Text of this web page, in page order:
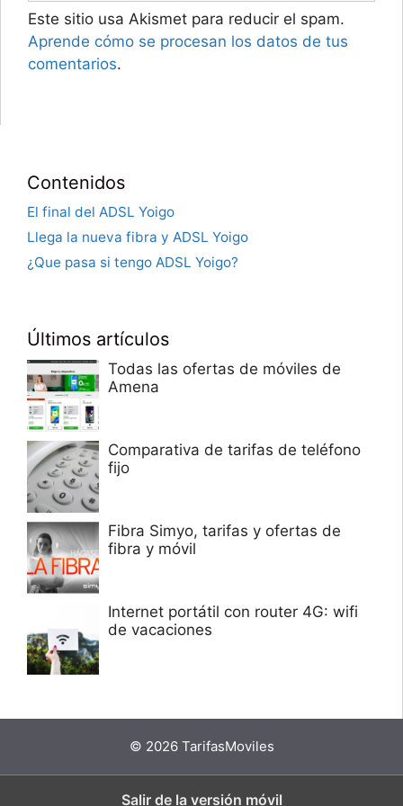
Este sitio usa Akismet para reducir el spam.
Aprende cómo se procesan los datos de tus
comentarios.
Contenidos
El final del ADSL Yoigo
Llega la nueva fibra y ADSL Yoigo
¿Que pasa si tengo ADSL Yoigo?
Últimos artículos
Todas las ofertas de móviles de
Amena
Comparativa de tarifas de teléfono
fijo
Fibra Simyo, tarifas y ofertas de
fibra y móvil
Internet portátil con router 4G: wifi
de vacaciones
© 2026 TarifasMoviles
Salir de la versión móvil